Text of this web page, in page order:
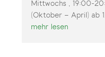
Mittwochs , 19:00-
(Oktober – April) ab
mehr lesen